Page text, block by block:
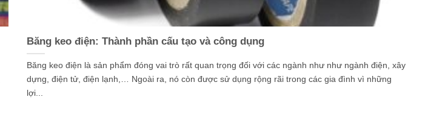
Băng keo điện: Thành phần cấu tạo và công dụng
Băng keo điện là sản phẩm đóng vai trò rất quan trọng đối với các ngành như như ngành điện, xây
dựng, điện tử, điện lạnh,… Ngoài ra, nó còn được sử dụng rộng rãi trong các gia đình vì những
lợi...